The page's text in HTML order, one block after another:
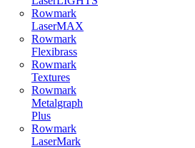
Rowmark
LaserMAX
Rowmark
Flexibrass
Rowmark
Textures
Rowmark
Metalgraph
Plus
Rowmark
LaserMark